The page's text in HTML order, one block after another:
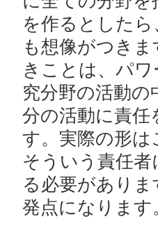
を作るとした
も想像がつき
きことは、パ
究分野の活動の
分の活動に責
す。実際の形
そういう責任
る必要があり
発点になります